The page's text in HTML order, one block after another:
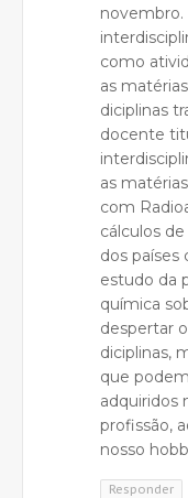
como
as
diciplinas
docente
as
com
cálculos
dos países
estudo da
química
despertar
diciplinas,
que
adquiridos
profissão,
nosso
Responder